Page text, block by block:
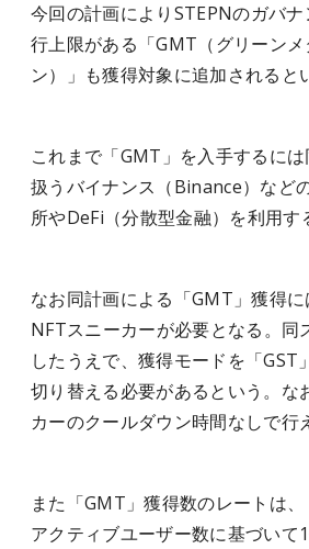
今回の計画によりSTEPNのガバ
行上限がある「GMT（グリーンメ
ン）」も獲得対象に追加されると
これまで「GMT」を入手するに
扱うバイナンス（Binance）など
所やDeFi（分散型金融）を利用す
なお同計画による「GMT」獲得
NFTスニーカーが必要となる。同
したうえで、獲得モードを「GST
切り替える必要があるという。な
カーのクールダウン時間なしで行
また「GMT」獲得数のレートは
アクティブユーザー数に基づいて